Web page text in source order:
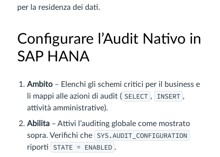
per la residenza dei dati.
Configurare l’Audit Nativo in
SAP HANA
Ambito – Elenchi gli schemi critici per il business e
li mappi alle azioni di audit ( SELECT , INSERT ,
attività amministrative).
Abilita – Attivi l’auditing globale come mostrato
sopra. Verifichi che
SYS.AUDIT_CONFIGURATION
riporti STATE = ENABLED .